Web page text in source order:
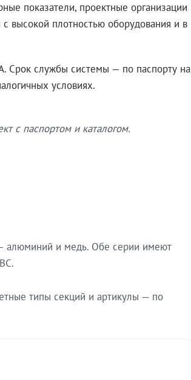
показатели, проектные организации
высокой плотностью оборудования и в
Срок службы системы — по паспорту на
условиях.
с паспортом и каталогом.
— алюминий и медь. Обе серии имеют
типы секций и артикулы — по